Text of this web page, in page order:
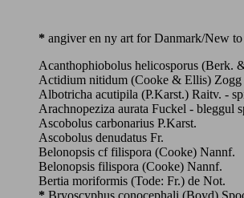
* angiver en ny art for Danmark/New
Acanthophiobolus helicosporus (Berk.
Actidium nitidum (Cooke & Ellis) Zogg
Albotricha acutipila (P.Karst.) Raitv. -
Arachnopeziza aurata Fuckel - bleggul
Ascobolus carbonarius P.Karst.
Ascobolus denudatus Fr.
Belonopsis cf filispora (Cooke) Nannf.
Belonopsis filispora (Cooke) Nannf.
Bertia moriformis (Tode: Fr.) de Not.
* Bryoscyphus conocephali (Boyd)